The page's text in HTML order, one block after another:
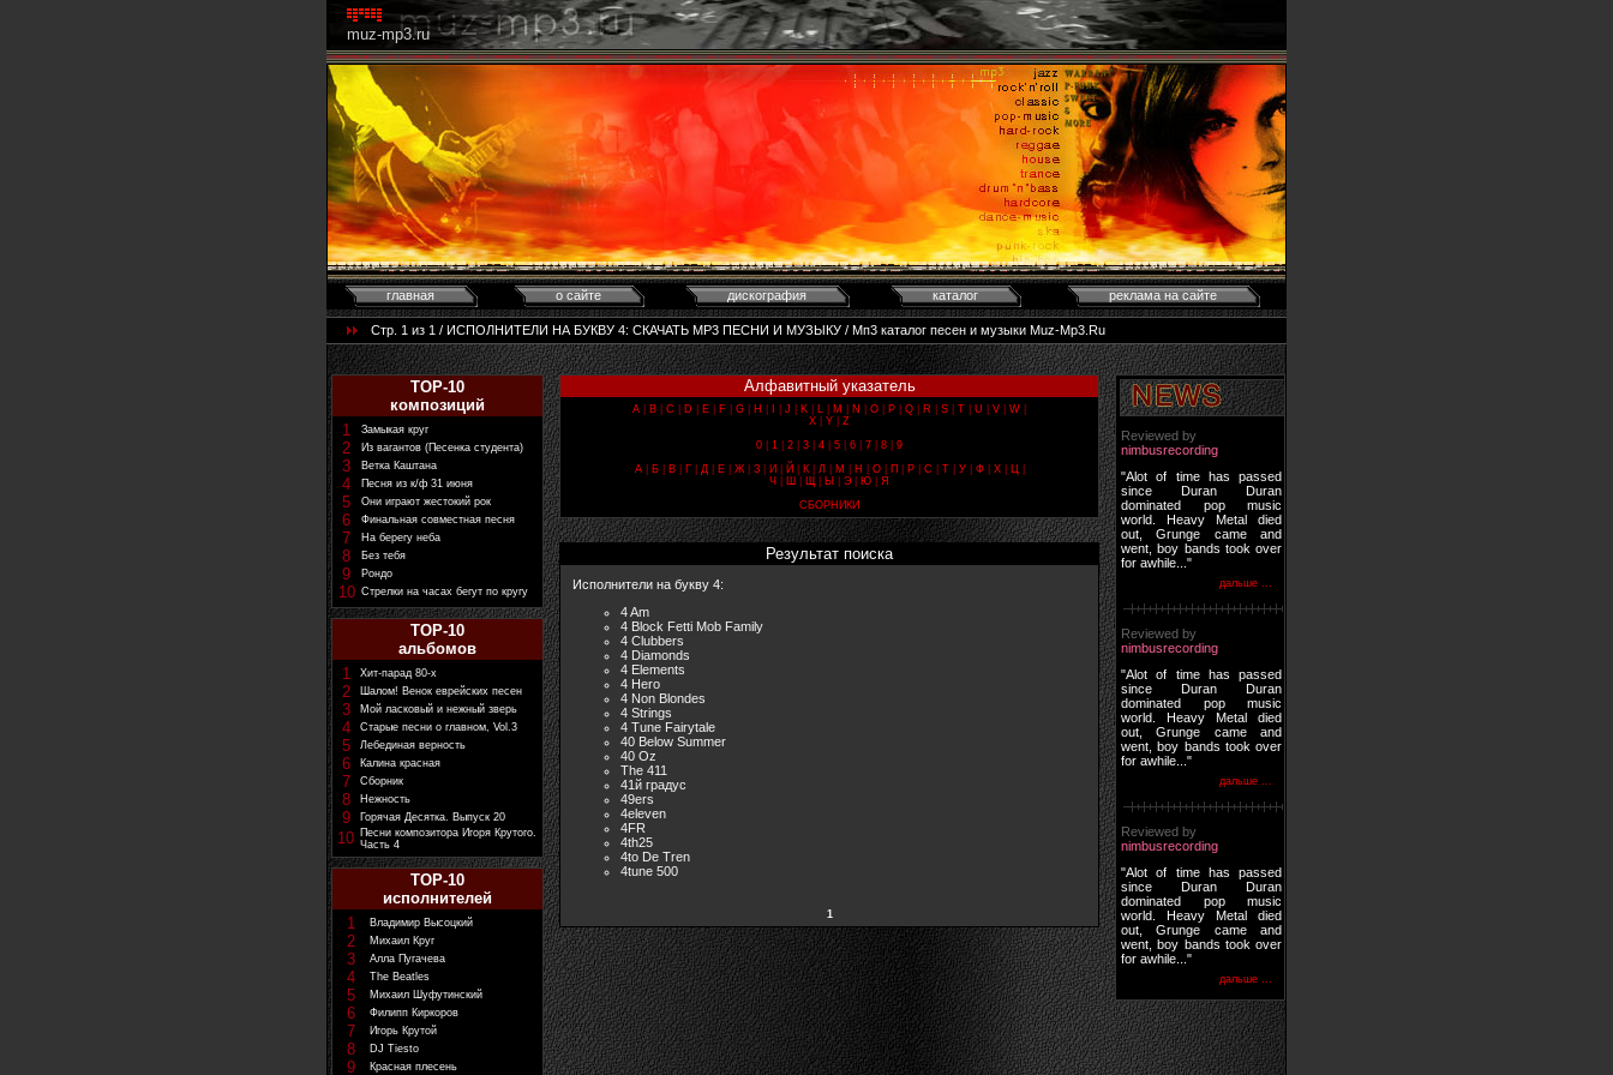
muz-mp3.ru
главная о сайте дискография каталог реклама на сайте
Стр. 1 из 1 / ИСПОЛНИТЕЛИ НА БУКВУ 4: CКАЧАТЬ MP3 ПЕСНИ И МУЗЫКУ / Мп3 каталог песен и музыки Muz-Mp3.Ru
TOP-10
композиций
1
Замыкая круг
2 Из вагантов (Песенка студента)
3 Ветка Каштана
4 Песня из к/ф 31 июня
5 Они играют жестокий рок
6 Финальная совместная песня
7 На берегу неба
8 Без тебя
9 Рондо
10 Стрелки на часах бегут по кругу
TOP-10
альбомов
1
Хит-парад 80-х
2 Шалом! Венок еврейских песен
3 Мой ласковый и нежный зверь
4 Старые песни о главном, Vol.3
5 Лебединая верность
6 Калина красная
7 Сборник
8 Нежность
9 Горячая Десятка. Выпуск 20
10 Песни композитора Игоря Крутого.
Часть 4
TOP-10
исполнителей
1
Владимир Высоцкий
2 Михаил Круг
3 Алла Пугачева
4 The Beatles
5 Михаил Шуфутинский
6 Филипп Киркоров
7 Игорь Крутой
8 DJ Tiesto
9 Красная плесень
Алфавитный указатель
A B C D E F G H J K L M N O P Q R S T U V W
X
Y
Z
0
1 2 3 4 5 6 7 8
9
А| Б| В| Г| Д| Е| Ж| З| И Й К| Л М Н О| П Р| С Т| У| Ф| Х| Ц|
Ч
Ш Щ Ы Э| Ю
Я
СБОРНИКИ
Результат поиска
Исполнители на букву 4:
4 Am
4 Block Fetti Mob Family
4 Clubbers
4 Diamonds
4 Elements
4 Hero
4 Non Blondes
4 Strings
4 Tune Fairytale
40 Below Summer
40 Oz
The 411
41й градус
49ers
4eleven
4FR
4th25
4to De Tren
4tune 500
1
Reviewed by
nimbusrecording
"Alot of time has passed
since Duran Duran
dominated pop music
world. Heavy Metal died
out, Grunge came and
went, boy bands took over
for awhile..."
дальше ...
Reviewed by
nimbusrecording
"Alot of time has passed
since Duran Duran
dominated pop music
world. Heavy Metal died
out, Grunge came and
went, boy bands took over
for awhile..."
дальше ...
Reviewed by
nimbusrecording
"Alot of time has passed
since Duran Duran
dominated pop music
world. Heavy Metal died
out, Grunge came and
went, boy bands took over
for awhile..."
дальше ...